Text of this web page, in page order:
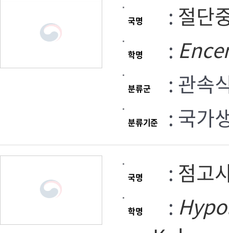
국명 : 절단
학명 :
분류군 : 관속
분류기준 : 국가
국명 : 점고
학명 :